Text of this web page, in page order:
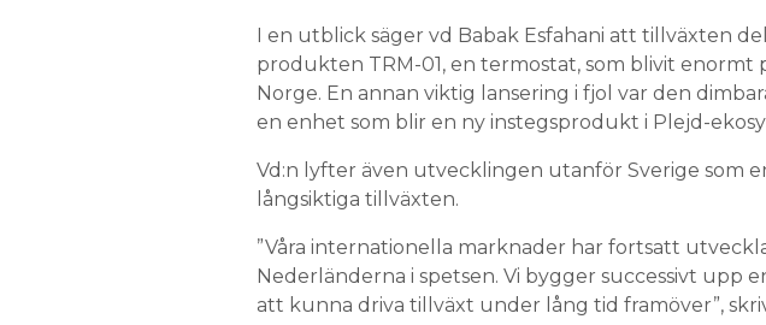
I en utblick säger vd Babak Esfahani att tillväxten
produkten TRM-01, en termostat, som blivit enormt
Norge. En annan viktig lansering i fjol var den
en enhet som blir en ny instegsprodukt i Plejd-
Vd:n lyfter även utvecklingen utanför Sverige som
långsiktiga tillväxten.
”Våra internationella marknader har fortsatt
Nederländerna i spetsen. Vi bygger successivt upp
att kunna driva tillväxt under lång tid framöver”,